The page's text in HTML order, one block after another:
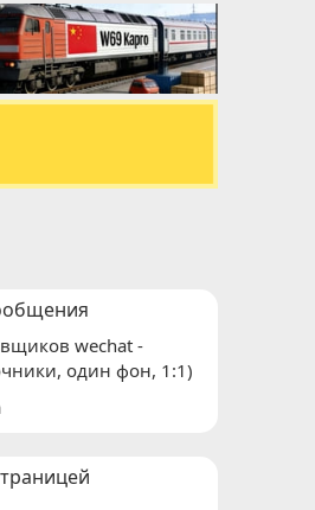
wechat -
один фон, 1:1)